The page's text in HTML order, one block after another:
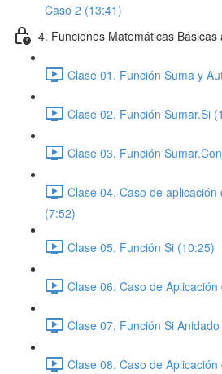
Caso 2 (13:41)
4. Funciones Matemáticas Básicas
Clase 01. Función Suma y
Clase 02. Función Sumar.Si
Clase 03. Función
Clase 04. Caso de aplicación
(7:52)
Clase 05. Función Si (10:25)
Clase 06. Caso de
Clase 07. Función Si
Clase 08. Caso de